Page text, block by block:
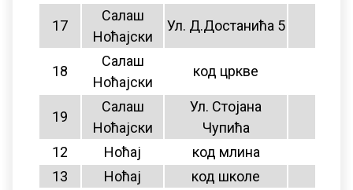
17
Салаш
Ноћајски
Ул. Д.Достанића 5
18
Салаш
Ноћајски
код цркве
19
Салаш
Ноћајски
Ул. Стојана
Чупића
12 Ноћај код млина
13
Ноћај код школе